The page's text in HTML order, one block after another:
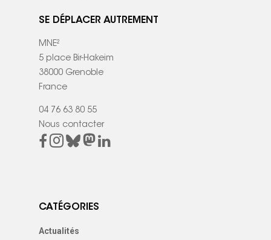
SE DÉPLACER AUTREMENT
MNE²
5 place Bir-Hakeim
38000 Grenoble
France
04 76 63 80 55
Nous contacter
CATÉGORIES
Actualités